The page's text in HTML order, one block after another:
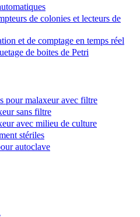
de colonies et lecteurs de
et de comptage en temps réel
de boites de Petri
pour malaxeur avec filtre
sans filtre
avec milieu de culture
stériles
autoclave